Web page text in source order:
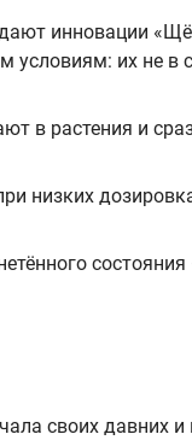
инновации
условиям: их не в
в растения и
низких
своих давних